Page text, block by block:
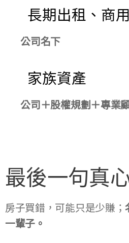
長期出租、商
👉公司名下
家族資產
👉公司＋股權規劃＋專業
最後一句真
房子買錯，可能只是少賺；
一輩子。